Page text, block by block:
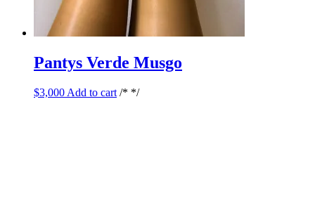
Pantys Verde Musgo
$3,000 Add to cart /* */